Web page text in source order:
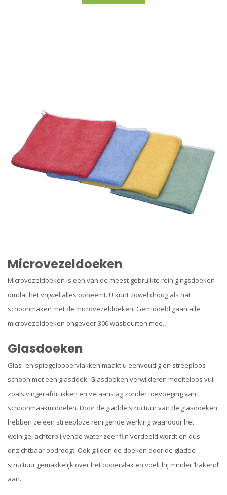
Microvezeldoeken
Microvezeldoeken is een van de meest gebruikte reinigingsdoeken
omdat het vrijwel alles opneemt. U kunt zowel droog als nat
schoonmaken met de microvezeldoeken. Gemiddeld gaan alle
microvezeldoeken ongeveer 300 wasbeurten mee.
Glasdoeken
Glas- en spiegeloppervlakken maakt u eenvoudig en streeploos
schoon met een glasdoek. Glasdoeken verwijderen moeiteloos vuil
zoals vingerafdrukken en vetaanslag zonder toevoeging van
schoonmaakmiddelen. Door de gladde structuur van de glasdoeken
hebben ze een streeploze reinigende werking waardoor het
weinige, achterblijvende water zeer fijn verdeeld wordt en dus
onzichtbaar opdroogt. Ook glijden de doeken door de gladde
structuur gemakkelijk over het oppervlak en voelt hij minder ‘hakend’
aan.